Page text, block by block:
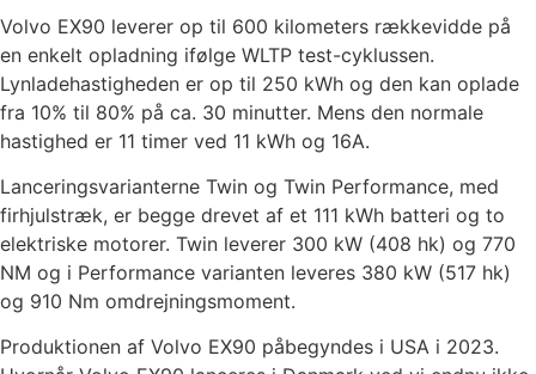
Volvo EX90 leverer op til 600 kilometers rækkevidde på
en enkelt opladning ifølge WLTP test-cyklussen.
Lynladehastigheden er op til 250 kWh og den kan oplade
fra 10% til 80% på ca. 30 minutter. Mens den normale
hastighed er 11 timer ved 11 kWh og 16A.
Lanceringsvarianterne Twin og Twin Performance, med
firhjulstræk, er begge drevet af et 111 kWh batteri og to
elektriske motorer. Twin leverer 300 kW (408 hk) og 770
NM og i Performance varianten leveres 380 kW (517 hk)
og 910 Nm omdrejningsmoment.
Produktionen af Volvo EX90 påbegyndes i USA i 2023.